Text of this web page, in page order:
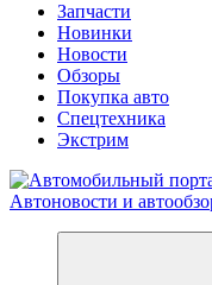
Запчасти
Новинки
Новости
Обзоры
Покупка авто
Спецтехника
Экстрим
Справочник